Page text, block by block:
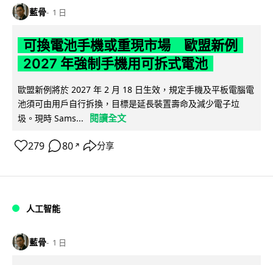
藍骨 1 日
可換電池手機或重現市場 歐盟新例
2027 年強制手機用可拆式電池
歐盟新例將於 2027 年 2 月 18 日生效，規定手機及平板電腦電
池須可由用戶自行拆換，目標是延長裝置壽命及減少電子垃
圾。現時 Sams...
閱讀全文
279 80 ↗ 分享
人工智能
藍骨 1 日